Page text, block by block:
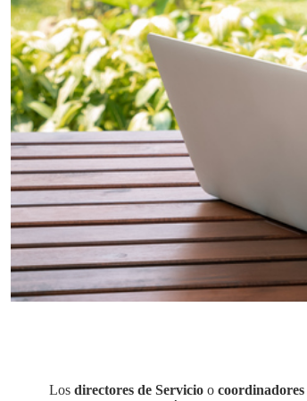
Los directores de Servicio o coordinadores